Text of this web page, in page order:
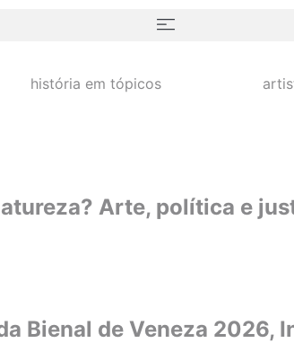
história em tópicos
Arte, política e
Bienal de Veneza 2026,